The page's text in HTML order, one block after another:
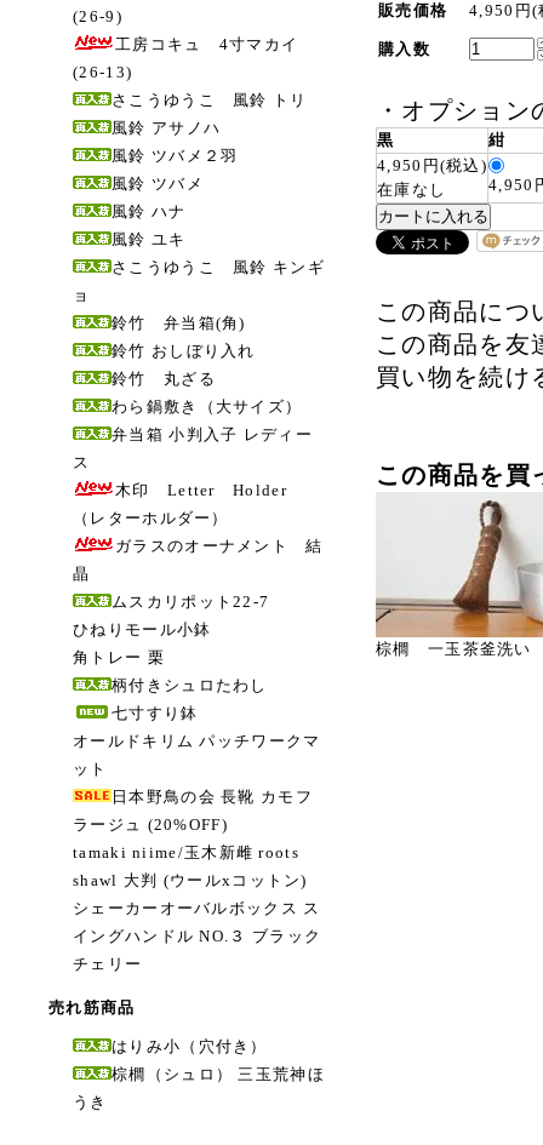
(26-9)
工房コキュ 4寸マカイ
(26-13)
さこうゆうこ 風鈴 トリ
風鈴 アサノハ
風鈴 ツバメ２羽
風鈴 ツバメ
風鈴 ハナ
風鈴 ユキ
さこうゆうこ 風鈴 キンギ
ョ
鈴竹 弁当箱(角)
鈴竹 おしぼり入れ
鈴竹 丸ざる
わら鍋敷き（大サイズ）
弁当箱 小判入子 レディー
ス
木印 Letter Holder
（レターホルダー）
ガラスのオーナメント 結
晶
ムスカリポット22-7
ひねりモール小鉢
角トレー 栗
柄付きシュロたわし
七寸すり鉢
オールドキリム パッチワークマ
ット
日本野鳥の会 長靴 カモフ
ラージュ (20%OFF)
tamaki niime/玉木新雌 roots
shawl 大判 (ウールxコットン)
シェーカーオーバルボックス ス
イングハンドル NO.３ ブラック
チェリー
売れ筋商品
はりみ小（穴付き）
棕櫚（シュロ） 三玉荒神ほ
うき
販売価格 4,950円(
購入数
・ オプション
黒
紺
4,950円(税込)
在庫なし
4,950
この商品につ
この商品を友
買い物を続け
この商品を買
棕櫚 一玉茶釜洗い